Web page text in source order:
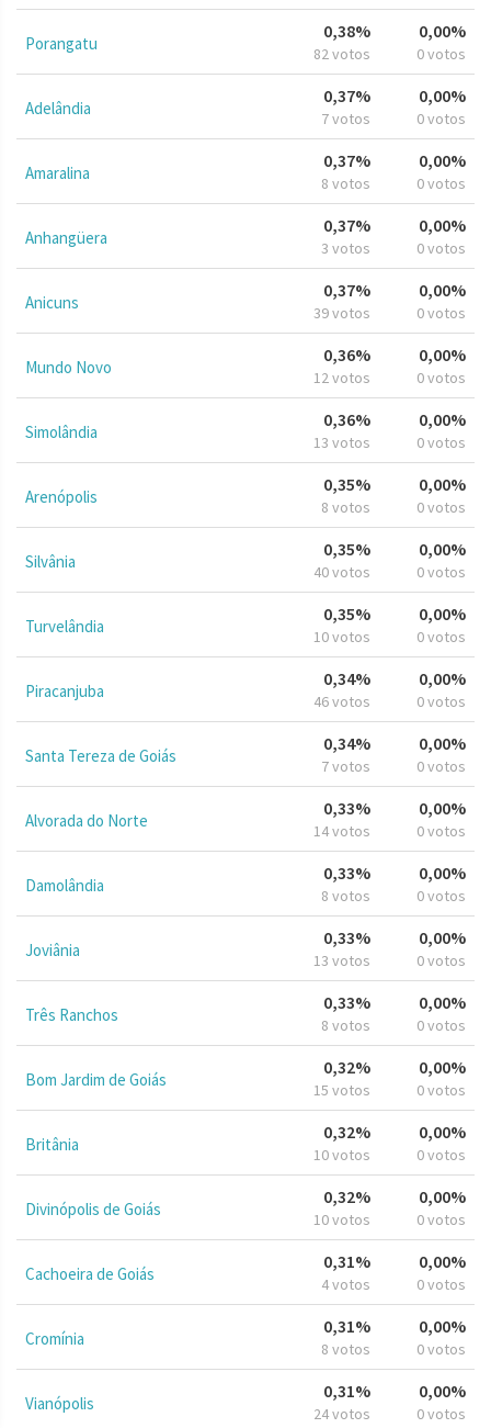
Porangatu
0,38%
82 votos
0,00%
0 votos
Adelândia
0,37%
7 votos
0,00%
0 votos
Amaralina
0,37%
8 votos
0,00%
0 votos
Anhangüera
0,37%
3 votos
0,00%
0 votos
Anicuns
0,37%
39 votos
0,00%
0 votos
Mundo Novo
0,36%
12 votos
0,00%
0 votos
Simolândia
0,36%
13 votos
0,00%
0 votos
Arenópolis
0,35%
8 votos
0,00%
0 votos
Silvânia
0,35%
40 votos
0,00%
0 votos
Turvelândia
0,35%
10 votos
0,00%
0 votos
Piracanjuba
0,34%
46 votos
0,00%
0 votos
Santa Tereza de Goiás
0,34%
7 votos
0,00%
0 votos
Alvorada do Norte
0,33%
14 votos
0,00%
0 votos
Damolândia
0,33%
8 votos
0,00%
0 votos
Joviânia
0,33%
13 votos
0,00%
0 votos
Três Ranchos
0,33%
8 votos
0,00%
0 votos
Bom Jardim de Goiás
0,32%
15 votos
0,00%
0 votos
Britânia
0,32%
10 votos
0,00%
0 votos
Divinópolis de Goiás
0,32%
10 votos
0,00%
0 votos
Cachoeira de Goiás
0,31%
4 votos
0,00%
0 votos
Cromínia
0,31%
8 votos
0,00%
0 votos
Vianópolis
0,31%
24 votos
0,00%
0 votos